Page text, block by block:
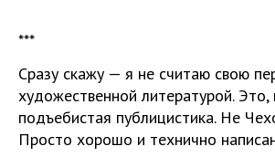
***
Сразу скажу — я не считаю свою
художественной литературой. Это,
подъебистая публицистика. Не
Просто хорошо и технично